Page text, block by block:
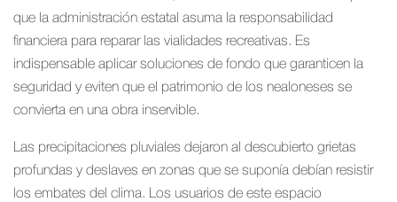
que la administración estatal asuma la responsabilidad
financiera para reparar las vialidades recreativas. Es
indispensable aplicar soluciones de fondo que garanticen la
seguridad y eviten que el patrimonio de los nealoneses se
convierta en una obra inservible.
Las precipitaciones pluviales dejaron al descubierto grietas
profundas y deslaves en zonas que se suponía debían resistir
los embates del clima. Los usuarios de este espacio